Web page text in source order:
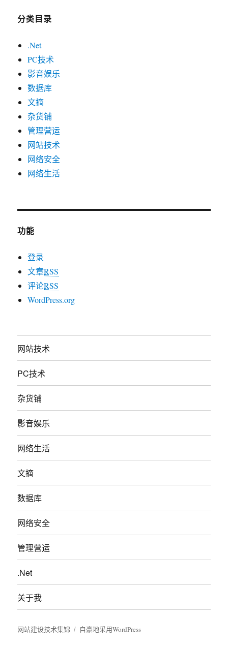
分类目录
.Net
PC技术
影音娱乐
数据库
文摘
杂货铺
管理营运
网站技术
网络安全
网络生活
功能
登录
文章RSS
评论RSS
WordPress.org
网站技术
PC技术
杂货铺
影音娱乐
网络生活
文摘
数据库
网络安全
管理营运
.Net
关于我
网站建设技术集锦 自豪地采用WordPress